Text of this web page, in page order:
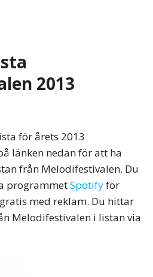
2013
för årets 2013
länken nedan för att ha
från Melodifestivalen. Du
programmetSpotifyför
med reklam. Du hittar
Melodifestivalen i listan via